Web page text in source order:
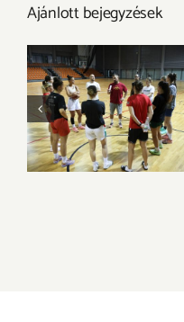
Ajánlott bejegyzések
Megkezdtük a
felkészülést az új
idényre